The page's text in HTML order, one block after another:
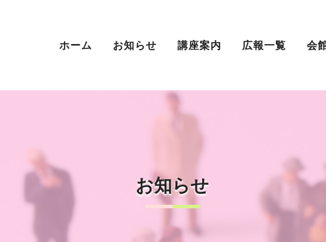
ホーム お知らせ 講座案内 広報一覧 会
お知らせ